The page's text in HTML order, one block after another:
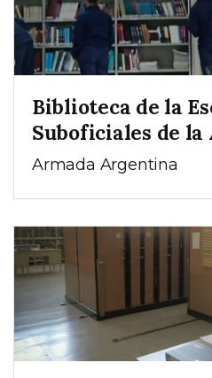
Biblioteca de la
Suboficiales de la
Armada Argentina